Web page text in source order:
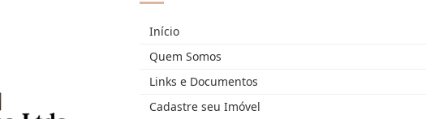
Início
Quem Somos
Links e Documentos
Cadastre seu Imóvel